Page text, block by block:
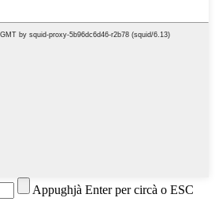
Appughjà Enter per circà o ESC